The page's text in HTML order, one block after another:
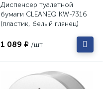
Диспенсер туалетной
бумаги CLEANEQ KW-7316
(пластик, белый глянец)
1 089 ₽ /шт